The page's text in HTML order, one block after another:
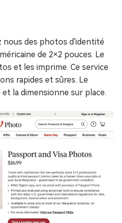
nous des photos d'identité
de 2×2 pouces. Le
et les imprime. Ce service
rapides et sûres. Le
la dimensionne sur place.